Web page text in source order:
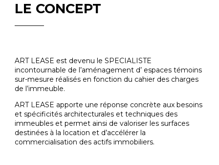
LE CONCEPT
ART LEASE est devenu le SPECIALISTE
incontournable de l’aménagement d’ espaces témoins
sur-mesure réalisés en fonction du cahier des charges
de l’immeuble.
ART LEASE apporte une réponse concrète aux besoins
et spécificités architecturales et techniques des
immeubles et permet ainsi de valoriser les surfaces
destinées à la location et d’accélérer la
commercialisation des actifs immobiliers.